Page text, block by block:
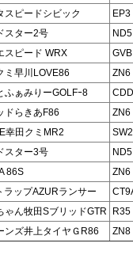
スピードシビック
EP3
スター2号
スピード WRX
GVB
ミ早川LOVE86
ZN6
ふぁみりーGOLFｰ8
ドらきあF86
ZN6
幸田クミMR2
スター3号
86S
ZN6
ラップAZURランサー
ゃん牧田SブリッドGTR
R35
ンズ井上タイヤＧR86 ZN8